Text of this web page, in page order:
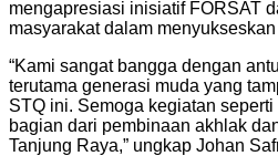
mengapresiasi inisiatif FORSAT
masyarakat dalam
“Kami sangat bangga dengan
terutama generasi muda yang
STQ ini. Semoga kegiatan
bagian dari pembinaan akhlak
Tanjung Raya,” ungkap Johan